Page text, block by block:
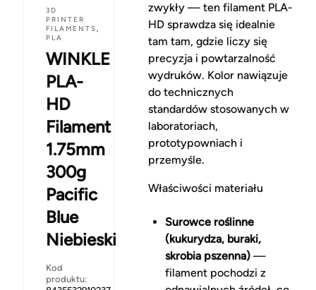
3D
PRINTER
FILAMENTS,
PLA
WINKLE
PLA-
HD
Filament
1.75mm
300g
Pacific
Blue
Niebieski
Kod
produktu:
zwykły — ten filament PLA-
HD sprawdza się idealnie
tam tam, gdzie liczy się
precyzja i powtarzalność
wydruków. Kolor nawiązuje
do technicznych
standardów stosowanych w
laboratoriach,
prototypowniach i
przemyśle.
Właściwości materiału
Surowce roślinne
(kukurydza, buraki,
skrobia pszenna)—
filament pochodzi z